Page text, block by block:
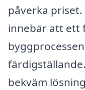
påverka
innebär att ett
bekväm